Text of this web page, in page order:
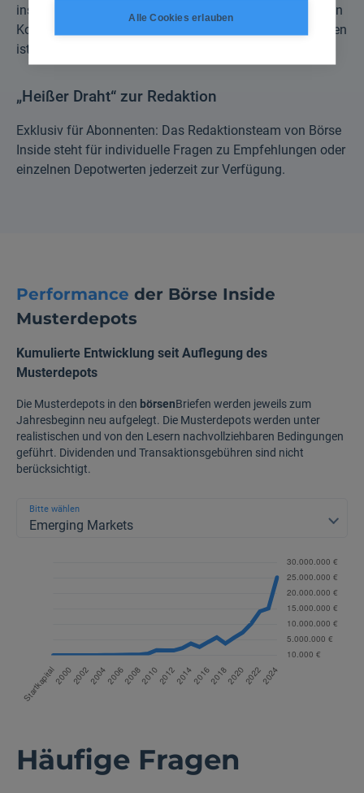
institutionellen Adressen in aller Welt und einem globalen
Korrespondentennetz, das in allen Finanzzentren vertreten
ist.
„Heißer Draht“ zur Redaktion
Exklusiv für Abonnenten: Das Redaktionsteam von Börse
Inside steht für individuelle Fragen zu Empfehlungen oder
einzelnen Depotwerten jederzeit zur Verfügung.
Performance der Börse Inside
Musterdepots
Kumulierte Entwicklung seit Auflegung des
Musterdepots
Die Musterdepots in den börsenBriefen werden jeweils zum
Jahresbeginn neu aufgelegt. Die Musterdepots werden unter
realistischen und von den Lesern nachvollziehbaren Bedingungen
geführt. Dividenden und Transaktionsgebühren sind nicht
berücksichtigt.
Bitte wählen
Emerging Markets
Häufige Fragen
Alle Cookies erlauben